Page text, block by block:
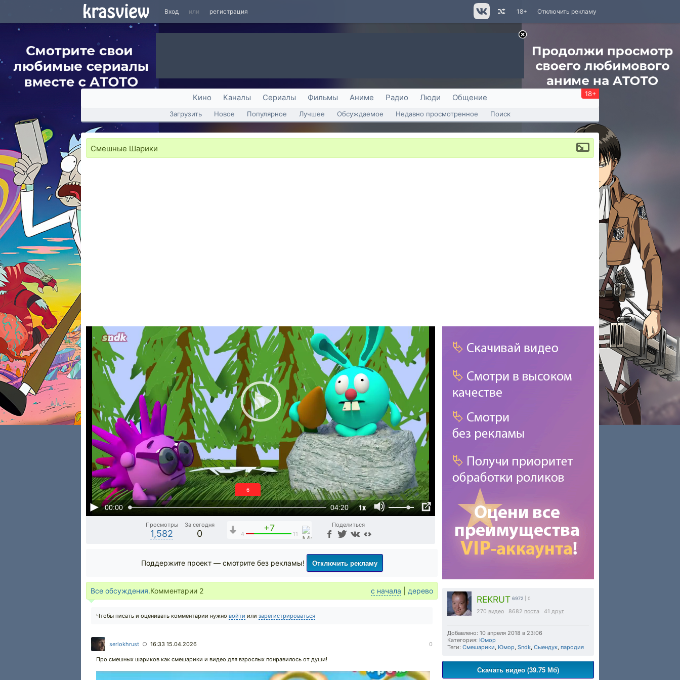
Вход или регистрация Отключить рекламу
18+
Кино Каналы Сериалы Фильмы Аниме Радио Люди Общение 18+
Загрузить Новое Популярное Лучшее Обсуждаемое Недавно просмотренное Поиск
Смешные Шарики
00:00 04:20 1x
5
Просмотры
1,582
За сегодня
0
+7
4 11
Поделиться
REKRUT 6972 | 0
270 видео 8682 поста 41 друг
Добавлено: 10 апреля 2018 в 23:06
Категория: Юмор
Теги: Смешарики, Юмор, Sndk, Сыендук, пародия
Скачать видео (39.75 Мб)
Поддержите проект — смотрите без рекламы! Отключить рекламу
Все обсуждения.Комментарии 2 с начала дерево
Чтобы писать и оценивать комментарии нужно войти или зарегистрироваться
serlokhrust ○ 16:33 15.04.2026 0
Про смешных шариков как смешарики и видео для взрослых понравилось от души!